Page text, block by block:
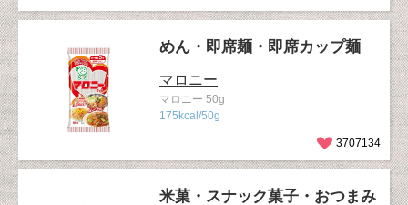
めん・即席麺・即席カップ麺
マロニー
マロニー 50g
175kcal/50g
3707134
米菓・スナック菓子・おつまみ